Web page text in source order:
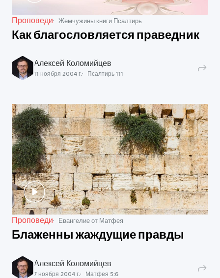
Проповеди Жемчужины книги Псалтирь
Как благословляется праведник
Алексей Коломийцев
11 ноября 2004 г. Псалтирь 111
Проповеди Евангелие от Матфея
Блаженны жаждущие правды
Алексей Коломийцев
7 ноября 2004 г. Матфея 5:6